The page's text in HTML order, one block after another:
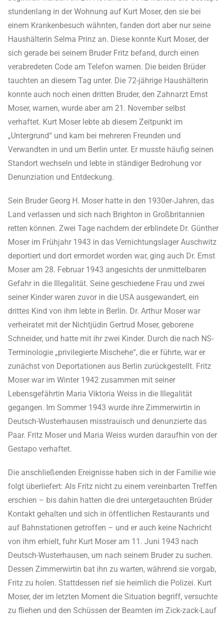
stundenlang in der Wohnung auf Kurt Moser, den sie bei
einem Krankenbesuch wähnten, fanden dort aber nur seine
Haushälterin Selma Prinz an. Diese konnte Kurt Moser, der
sich gerade bei seinem Bruder Fritz befand, durch einen
verabredeten Code am Telefon warnen. Die beiden Brüder
tauchten an diesem Tag unter. Die 72-jährige Haushälterin
konnte auch noch einen dritten Bruder, den Zahnarzt Ernst
Moser, warnen, wurde aber am 21. November selbst
verhaftet. Kurt Moser lebte ab diesem Zeitpunkt im
„Untergrund“ und kam bei mehreren Freunden und
Verwandten in und um Berlin unter. Er musste häufig seinen
Standort wechseln und lebte in ständiger Bedrohung vor
Denunziation und Entdeckung.
Sein Bruder Georg H. Moser hatte in den 1930er-Jahren, das
Land verlassen und sich nach Brighton in Großbritannien
retten können. Zwei Tage nachdem der erblindete Dr. Günther
Moser im Frühjahr 1943 in das Vernichtungslager Auschwitz
deportiert und dort ermordet worden war, ging auch Dr. Ernst
Moser am 28. Februar 1943 angesichts der unmittelbaren
Gefahr in die Illegalität. Seine geschiedene Frau und zwei
seiner Kinder waren zuvor in die USA ausgewandert, ein
drittes Kind von ihm lebte in Berlin. Dr. Arthur Moser war
verheiratet mit der Nichtjüdin Gertrud Moser, geborene
Schneider, und hatte mit ihr zwei Kinder. Durch die nach NS-
Terminologie „privilegierte Mischehe“, die er führte, war er
zunächst von Deportationen aus Berlin zurückgestellt. Fritz
Moser war im Winter 1942 zusammen mit seiner
Lebensgefährtin Maria Viktoria Weiss in die Illegalität
gegangen. Im Sommer 1943 wurde ihre Zimmerwirtin in
Deutsch-Wusterhausen misstrauisch und denunzierte das
Paar. Fritz Moser und Maria Weiss wurden daraufhin von der
Gestapo verhaftet.
Die anschließenden Ereignisse haben sich in der Familie wie
folgt überliefert: Als Fritz nicht zu einem vereinbarten Treffen
erschien – bis dahin hatten die drei untergetauchten Brüder
Kontakt gehalten und sich in öffentlichen Restaurants und
auf Bahnstationen getroffen – und er auch keine Nachricht
von ihm erhielt, fuhr Kurt Moser am 11. Juni 1943 nach
Deutsch-Wusterhausen, um nach seinem Bruder zu suchen.
Dessen Zimmerwirtin bat ihn zu warten, während sie vorgab,
Fritz zu holen. Stattdessen rief sie heimlich die Polizei. Kurt
Moser, der im letzten Moment die Situation begriff, versuchte
zu fliehen und den Schüssen der Beamten im Zick-zack-Lauf